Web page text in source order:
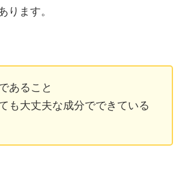
ります。
あること
も大丈夫な成分でできている